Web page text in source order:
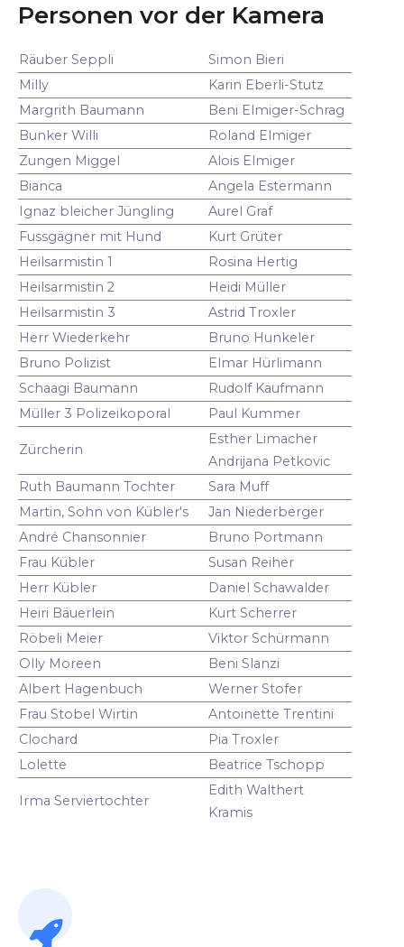
Personen vor der Kamera
Räuber Seppli
Simon Bieri
Milly
Karin Eberli-Stutz
Margrith Baumann
Beni Elmiger-Schrag
Bunker Willi
Roland Elmiger
Zungen Miggel
Alois Elmiger
Bianca
Angela Estermann
Ignaz bleicher Jüngling
Aurel Graf
Fussgägner mit Hund
Kurt Grüter
Heilsarmistin 1
Rosina Hertig
Heilsarmistin 2
Heidi Müller
Heilsarmistin 3
Astrid Troxler
Herr Wiederkehr
Bruno Hunkeler
Bruno Polizist
Elmar Hürlimann
Schaagi Baumann
Rudolf Kaufmann
Müller 3 Polizeikoporal
Paul Kummer
Zürcherin
Esther Limacher
Andrijana Petkovic
Ruth Baumann Tochter
Sara Muff
Martin, Sohn von Kübler's
Jan Niederberger
André Chansonnier
Bruno Portmann
Frau Kübler
Susan Reiher
Herr Kübler
Daniel Schawalder
Heiri Bäuerlein
Kurt Scherrer
Röbeli Meier
Viktor Schürmann
Olly Moreen
Beni Slanzi
Albert Hagenbuch
Werner Stofer
Frau Stobel Wirtin
Antoinette Trentini
Clochard
Pia Troxler
Lolette
Beatrice Tschopp
Irma Serviertochter
Edith Walthert
Kramis